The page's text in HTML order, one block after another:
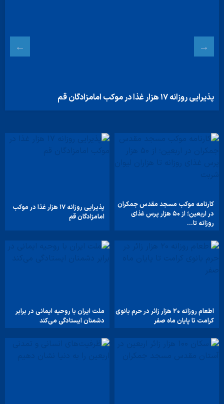
پذیرایی روزانه ۱۷ هزار غذا در موکب امامزادگان قم
کارنامه موکب مسجد مقدس جمکران
در اربعین؛ از ۵۰ هزار پرس غذای
روزانه تا…
پذیرایی روزانه ۱۷ هزار غذا در موکب
امامزادگان قم
اطعام روزانه ۲۰ هزار زائر در حرم بانوی
کرامت تا پایان ماه صفر
ملت ایران با روحیه ایمانی در برابر
دشمنان ایستادگی می‌کند